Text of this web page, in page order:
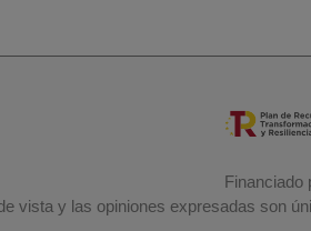
Financiado
vista y las opiniones expresadas son